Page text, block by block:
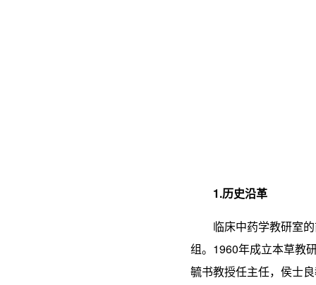
1.历史沿革
临床中药学教研室
组。1960年成立本草教
毓书教授任主任，侯士